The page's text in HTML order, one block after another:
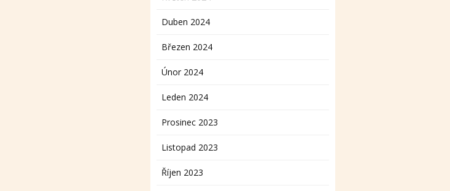
Duben 2024
Březen 2024
Únor 2024
Leden 2024
Prosinec 2023
Listopad 2023
Říjen 2023